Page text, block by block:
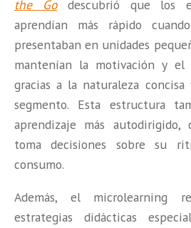
the Go
descubrió que los
aprendían más rápido
presentaban en unidades
mantenían la motivación y el
gracias a la naturaleza concisa
segmento. Esta estructura
aprendizaje más
toma decisiones sobre su
consumo.
Además, el microlearning
estrategias didácticas